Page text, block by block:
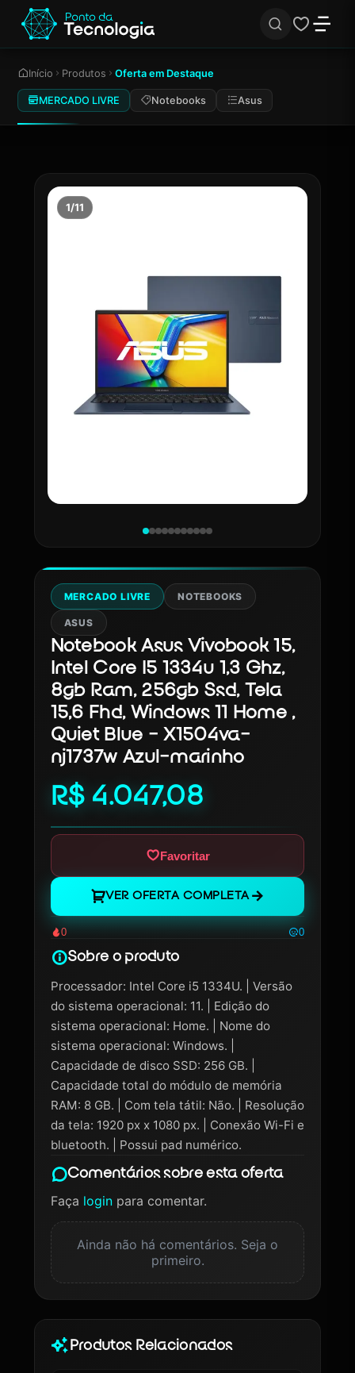
Início Produtos Oferta em Destaque
MERCADO LIVRE Notebooks Asus
1/11
MERCADO LIVRE NOTEBOOKS
ASUS
Notebook Asus Vivobook 15,
Intel Core I5 1334u 1,3 Ghz,
8gb Ram, 256gb Ssd, Tela
15,6 Fhd, Windows 11 Home ,
Quiet Blue - X1504va-
nj1737w Azul-marinho
R$ 4.047,08
Favoritar
VER OFERTA COMPLETA
0 0
Sobre o produto
Processador: Intel Core i5 1334U. | Versão
do sistema operacional: 11. | Edição do
sistema operacional: Home. | Nome do
sistema operacional: Windows. |
Capacidade de disco SSD: 256 GB. |
Capacidade total do módulo de memória
RAM: 8 GB. | Com tela tátil: Não. | Resolução
da tela: 1920 px x 1080 px. | Conexão Wi-Fi e
bluetooth. | Possui pad numérico.
Comentários sobre esta oferta
Faça loginpara comentar.
Ainda não há comentários. Seja o
primeiro.
Produtos Relacionados